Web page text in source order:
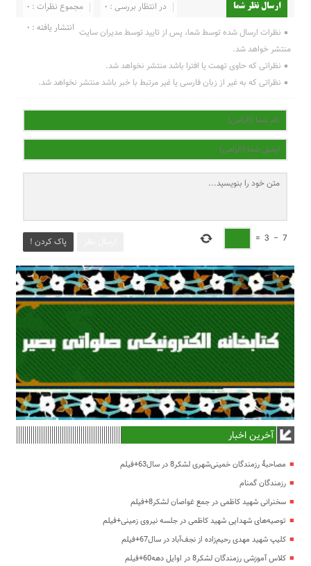
ارسال نظر شما مجموع نظرات : 0
در انتظار بررسی : 0
انتشار یافته : 0 نظرات ارسال شده توسط شما، پس از تایید توسط مدیران سایت
منتشر خواهد شد.
نظراتی که حاوی تهمت یا افترا باشد منتشر نخواهد شد.
نظراتی که به غیر از زبان فارسی یا غیر مرتبط با خبر باشد منتشر نخواهد شد.
پاک کردن ! 7
−
3
=
آخرین اخبار
مصاحبۀ رزمندگان خمینی‌شهری لشکر8 در سال63+فیلم
رزمندگان گمنام
سخنرانی شهید کاظمی در جمع غواصان لشکر8+فیلم
توصیه‌های شهدایی شهید کاظمی در جلسه نیروی زمینی+فیلم
کلیپ شهید مهدی رحیم‌زاده از نجف‌آباد در سال67+فیلم
کلاس آموزشی رزمندگان لشکر8 در اوایل دهه60+فیلم